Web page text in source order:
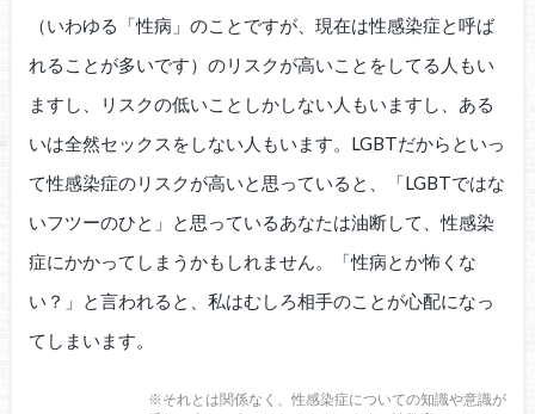
（いわゆる「性病」のことですが、現在は性感染症と呼ば
れることが多いです）のリスクが高いことをしてる人もい
ますし、リスクの低いことしかしない人もいますし、ある
いは全然セックスをしない人もいます。LGBTだからといっ
て性感染症のリスクが高いと思っていると、「LGBTではな
いフツーのひと」と思っているあなたは油断して、性感染
症にかかってしまうかもしれません。「性病とか怖くな
い？」と言われると、私はむしろ相手のことが心配になっ
てしまいます。
※それとは関係なく、性感染症についての知識や意識が